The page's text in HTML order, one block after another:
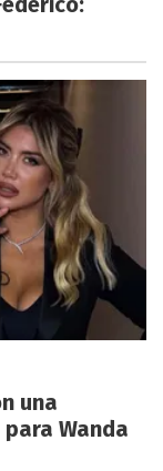
una
Wanda